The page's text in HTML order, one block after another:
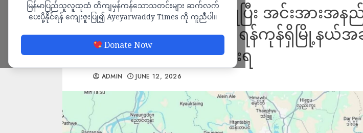
မြန်မာပြည်သူလူထုထံ တိကျမှန်ကန်သောသတင်းများ ဆက်လက်
ပေးပို့နိုင်ရန် ကျေးဇူးပြု၍ Ayeyarwaddy Times ကို ကူညီပါ။
Donate Now
တွံတေးမြို့အနီးဗဟိုပြုပြီး အင်းအားအန
ရှိ ငလျင်လှုပ်ခတ်ခဲ့ပြီး ရန်ကုန်ရှိမြို့နယ်အ
တွင် သိသိသာသာခံစားရ
ADMIN JUNE 12, 2026